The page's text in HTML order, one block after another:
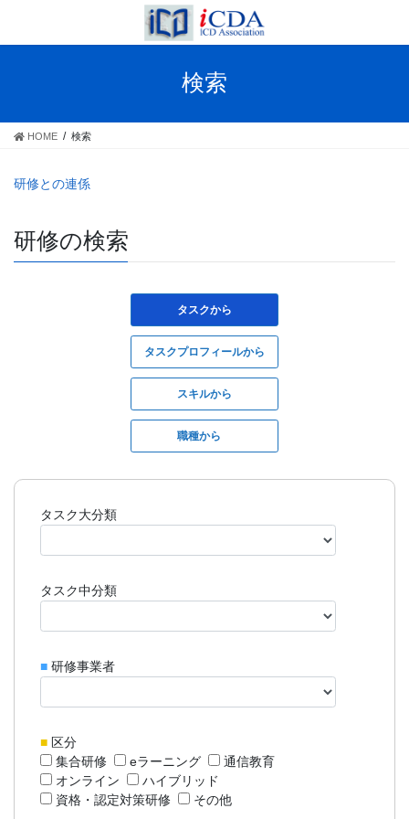
the
the
検索
HOME 検索
研修との連係
研修の検索
タスクから
タスクプロフィールから
スキルから
職種から
タスク大分類
タスク中分類
■ 研修事業者
■ 区分
集合研修
eラーニング
通信教育
オンライン
ハイブリッド
資格・認定対策研修
その他